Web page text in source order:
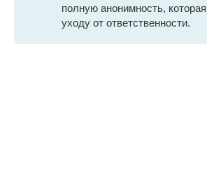
полную анонимность,
уходу от ответственности.